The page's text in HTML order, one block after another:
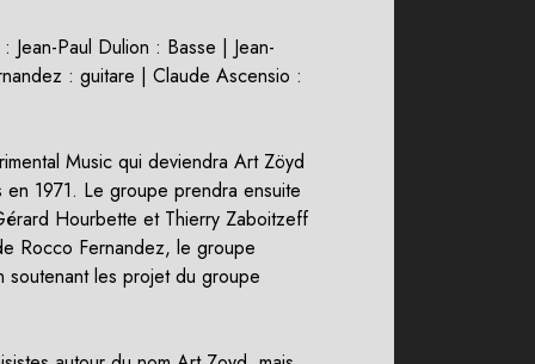
Paul Dulion : Basse | Jean-
: guitare | Claude Ascensio :
Music qui deviendra Art Zöyd
1971. Le groupe prendra ensuite
Hourbette et Thierry Zaboitzeff
Rocco Fernandez, le groupe
soutenant les projet du groupe